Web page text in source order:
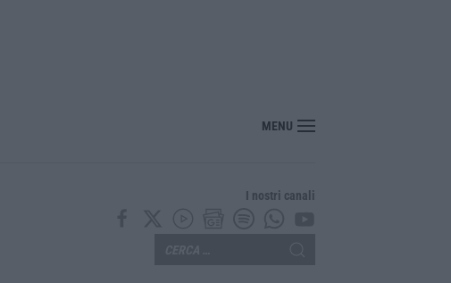
Incendio doloso a Rende, presunto piromane ripreso dalle telecamere – VIDEO
MENU
I nostri canali